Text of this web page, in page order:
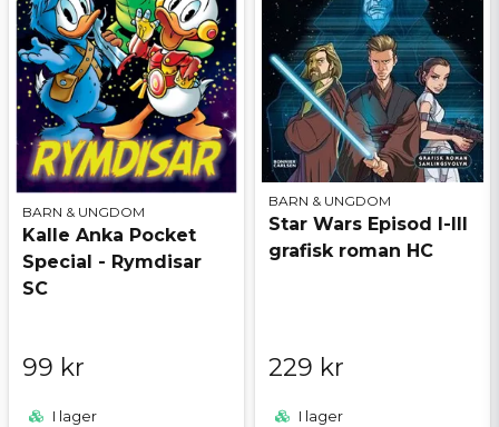
BARN & UNGDOM
Kalle Anka Pocket
Special - Rymdisar
SC
99 kr
I lager
BARN & UNGDOM
Star Wars Episod I-III
grafisk roman HC
229 kr
I lager